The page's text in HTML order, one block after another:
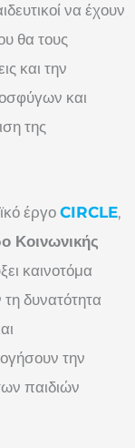
να έχουν
θα τους
και την
και
της
έργο CIRCLE,
Κοινωνικής
καινοτόμα
δυνατότητα
την
παιδιών